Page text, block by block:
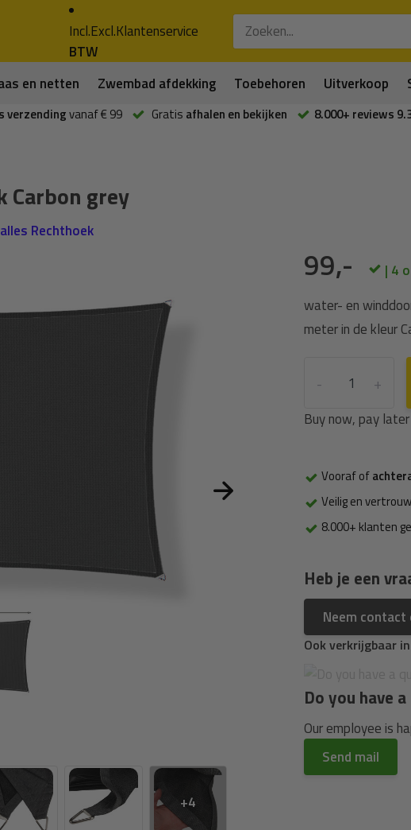
Incl.Excl.
BTW
Klantenservice
en netten Zwembad afdekking Toebehoren Uitverkoop
verzendingvanaf € 99 Gratis afhalen en bekijken 8.000+ reviews
Carbon grey
Rechthoek
+4
99,-
| 4
water- en
meter in de kleur
+
-
Buy now, pay later
Vooraf of
Veilig en
8.000+ klanten
Heb je een
Neem contact
Ook verkrijgbaar
Do you have
Our employee is
Send mail